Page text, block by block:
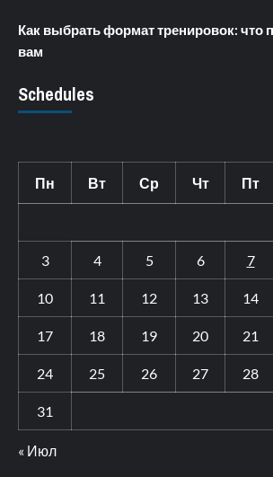
Как выбрать формат тренировок: что
вам
Schedules
Пн Вт Ср Чт Пт
3 4 5 6 7
10 11 12 13 14
17 18 19 20 21
24 25 26 27 28
31
« Июл